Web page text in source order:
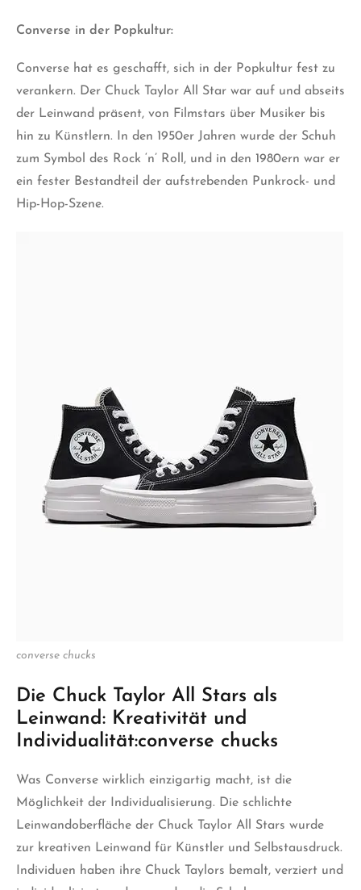
Converse in der Popkultur:
Converse hat es geschafft, sich in der Popkultur fest zu
verankern. Der Chuck Taylor All Star war auf und abseits
der Leinwand präsent, von Filmstars über Musiker bis
hin zu Künstlern. In den 1950er Jahren wurde der Schuh
zum Symbol des Rock ‘n’ Roll, und in den 1980ern war er
ein fester Bestandteil der aufstrebenden Punkrock- und
Hip-Hop-Szene.
converse chucks
Die Chuck Taylor All Stars als
Leinwand: Kreativität und
Individualität:converse chucks
Was Converse wirklich einzigartig macht, ist die
Möglichkeit der Individualisierung. Die schlichte
Leinwandoberfläche der Chuck Taylor All Stars wurde
zur kreativen Leinwand für Künstler und Selbstausdruck.
Individuen haben ihre Chuck Taylors bemalt, verziert und